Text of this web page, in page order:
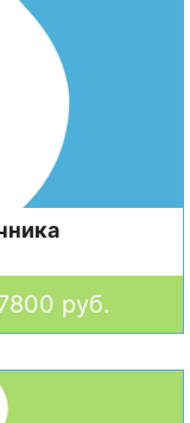
руб.